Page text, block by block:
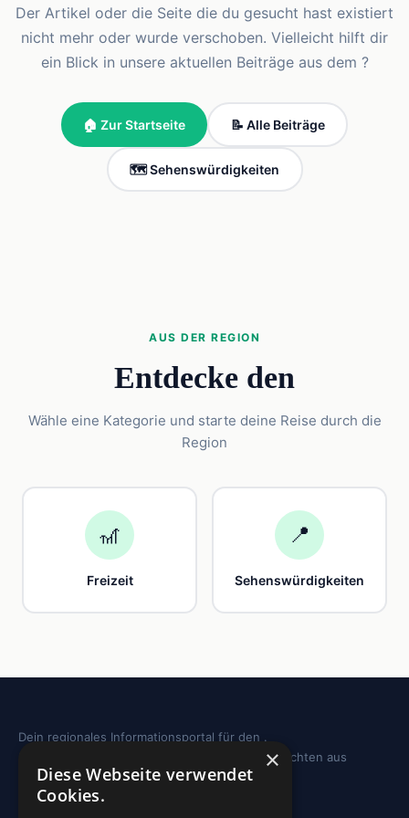
Der Artikel oder die Seite die du gesucht hast existiert
nicht mehr oder wurde verschoben. Vielleicht hilft dir
ein Blick in unsere aktuellen Beiträge aus dem ?
🏠 Zur Startseite 📝 Alle Beiträge
🗺️ Sehenswürdigkeiten
AUS DER REGION
Entdecke den
Wähle eine Kategorie und starte deine Reise durch die
Region
🎢
Freizeit
📍
Sehenswürdigkeiten
Dein regionales Informationsportal für den .
Sehenswürdigkeiten, Ausflugstipps und Geschichten aus
deiner Region.
×
Diese Webseite verwendet
Cookies.